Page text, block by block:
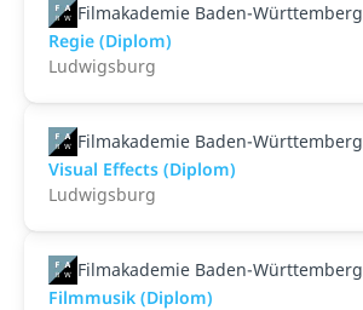
Filmakademie Baden-Württemberg
Regie (Diplom)
Ludwigsburg
Filmakademie Baden-Württemberg
Visual Effects (Diplom)
Ludwigsburg
Filmakademie Baden-Württemberg
Filmmusik (Diplom)